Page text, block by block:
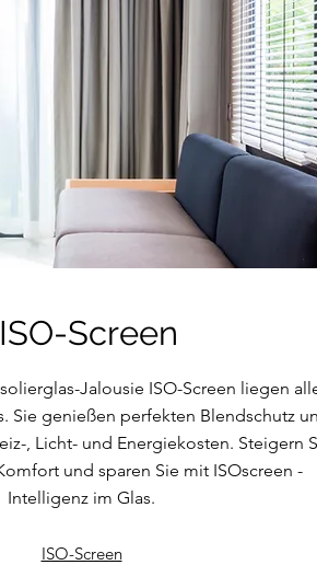
ISO-Screen
Jalousie ISO-Screen liegen
Sie genießen perfekten Blendschutz
, Licht- und Energiekosten. Steigern
und sparen Sie mit ISOscreen -
Intelligenz im Glas.
ISO-Screen